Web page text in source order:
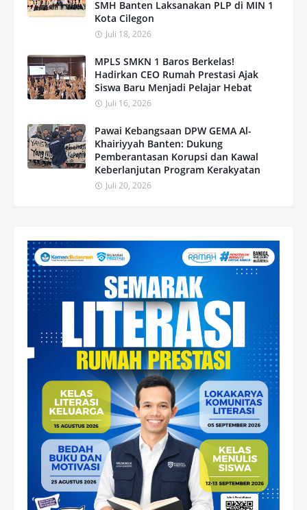
SMH Banten Laksanakan PLP di MIN 1
Kota Cilegon
Juli 18, 2026
MPLS SMKN 1 Baros Berkelas!
Hadirkan CEO Rumah Prestasi Ajak
Siswa Baru Menjadi Pelajar Hebat
Juli 16, 2026
Pawai Kebangsaan DPW GEMA Al-
Khairiyyah Banten: Dukung
Pemberantasan Korupsi dan Kawal
Keberlanjutan Program Kerakyatan
Juli 20, 2026